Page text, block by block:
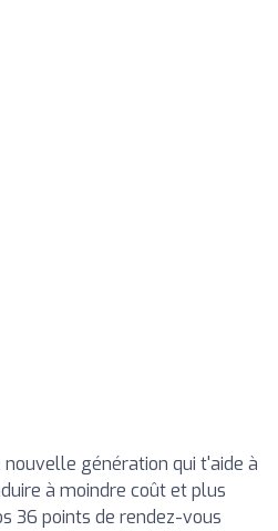
génération qui t'aide à
à moindre coût et plus
36 points de rendez-vous